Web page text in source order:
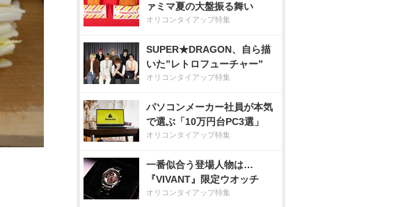
ァミマ夏の大盤振る舞い
オリコンタイアップ特集
SUPER★DRAGON、自ら描
いた”レトロフューチャー”
オリコンタイアップ特集
パソコンメーカー社員が本気
で選ぶ「10万円台PC3選」
オリコンタイアップ特集
一番似合う登場人物は…
『VIVANT』限定ウオッチ
オリコンタイアップ特集